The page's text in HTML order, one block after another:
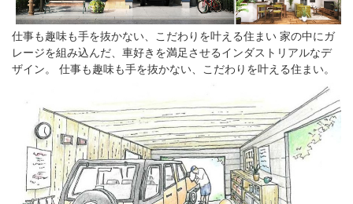
仕事も趣味も手を抜かない、こだわりを叶える住まい 家の中にガ
レージを組み込んだ、車好きを満足させるインダストリアルなデ
ザイン。 仕事も趣味も手を抜かない、こだわりを叶える住まい。